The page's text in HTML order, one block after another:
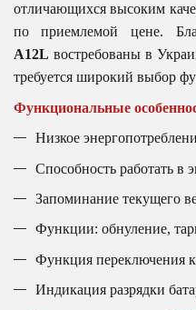
отличающихся высоким
по приемлемой цене.
А12L востребованы в
требуется широкий выбор
Функциональные
Низкое
Способность работать в
Запоминание текущего
Функции: обнуление,
Функция переключения
Индикация разрядки